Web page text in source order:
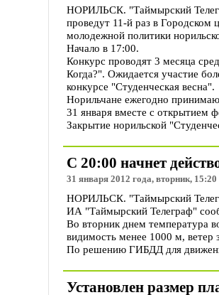
НОРИЛЬСК. "Таймырский
проведут 11-й раз в
молодежной политики
Начало в 17:00.
Конкурс проводят 3 месяца
Когда?". Ожидается участие
конкурсе "Студенческая весна".
Норильчане ежегодно
31 января вместе с открытием
Закрытие норильской
С 20:00 начнет
31 января 2012 года, вторник, 15:20
НОРИЛЬСК. "Таймырский
ИА "Таймырский Телеграф"
Во вторник днем температура
видимость менее 1000 м,
По решению ГИБДД для
Установлен размер